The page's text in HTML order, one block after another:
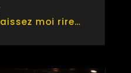
moi rire…